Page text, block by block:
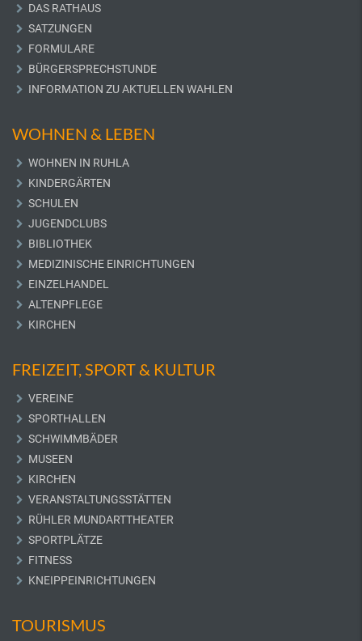
DAS RATHAUS
SATZUNGEN
FORMULARE
BÜRGERSPRECHSTUNDE
INFORMATION ZU AKTUELLEN WAHLEN
WOHNEN & LEBEN
WOHNEN IN RUHLA
KINDERGÄRTEN
SCHULEN
JUGENDCLUBS
BIBLIOTHEK
MEDIZINISCHE EINRICHTUNGEN
EINZELHANDEL
ALTENPFLEGE
KIRCHEN
FREIZEIT, SPORT & KULTUR
VEREINE
SPORTHALLEN
SCHWIMMBÄDER
MUSEEN
KIRCHEN
VERANSTALTUNGSSTÄTTEN
RÜHLER MUNDARTTHEATER
SPORTPLÄTZE
FITNESS
KNEIPPEINRICHTUNGEN
TOURISMUS